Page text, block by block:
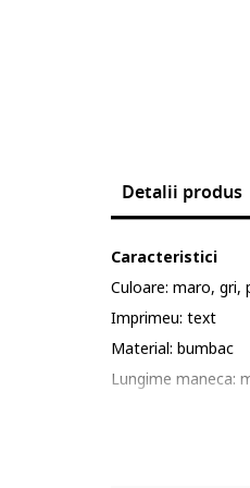
Detalii produs
Caracteristici
Culoare: maro, gri,
Imprimeu: text
Material: bumbac
Lungime maneca: